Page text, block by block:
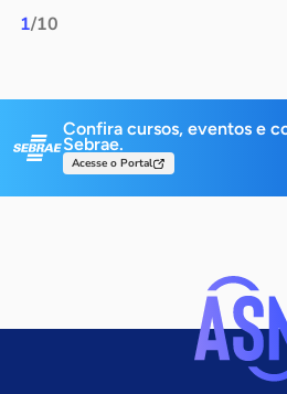
1/10
Confira cursos, eventos e
Sebrae.
Acesse o Portal